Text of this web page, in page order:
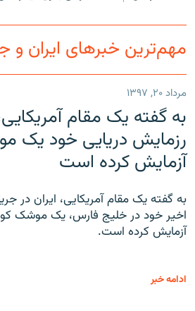
مهم‌ترین خبرهای ایران و
مرداد ۲۰, ۱۳۹۷
به گفته یک مقام
رزمایش دریایی خود یک
آزمایش کرده است
به گفته یک مقام آمریکایی، ایران در
اخیر خود در خلیج فارس، یک موشک
آزمایش کرده است.
ادامه خبر